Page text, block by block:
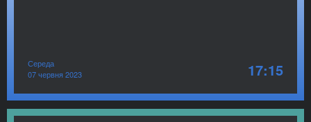
Середа
07 червня 2023
17:15